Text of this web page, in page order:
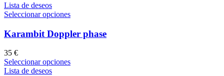
Lista de deseos
Seleccionar opciones
Karambit Doppler phase
35 €
Seleccionar opciones
Lista de deseos